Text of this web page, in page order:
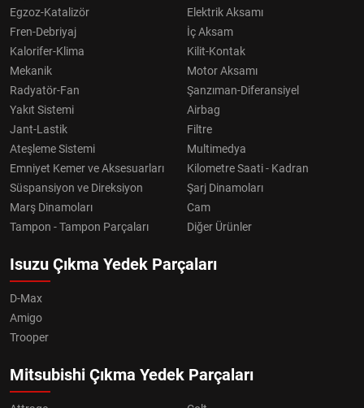
Egzoz-Katalizör
Elektrik Aksamı
Fren-Debriyaj
İç Aksam
Kalorifer-Klima
Kilit-Kontak
Mekanik
Motor Aksamı
Radyatör-Fan
Şanzıman-Diferansiyel
Yakıt Sistemi
Airbag
Jant-Lastik
Filtre
Ateşleme Sistemi
Multimedya
Emniyet Kemer ve Aksesuarları
Kilometre Saati - Kadran
Süspansiyon ve Direksiyon
Şarj Dinamoları
Marş Dinamoları
Cam
Tampon - Tampon Parçaları
Diğer Ürünler
Isuzu Çıkma Yedek Parçaları
D-Max
Amigo
Trooper
Mitsubishi Çıkma Yedek Parçaları